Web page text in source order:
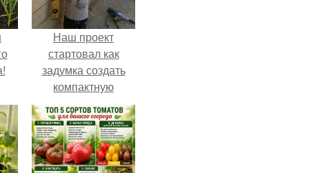
Наш проект
стартовал как
задумка создать
компактную
беседку для
отдыха.